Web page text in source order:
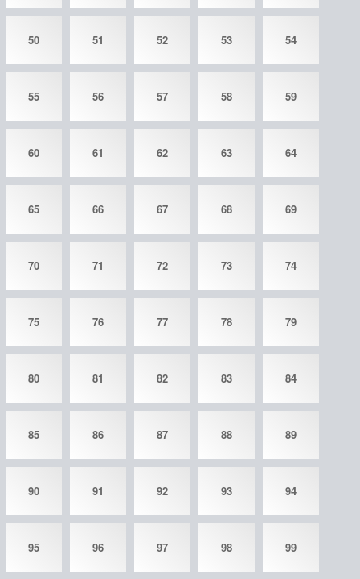
50 51 52 53 54
55 56 57 58 59
60 61 62 63 64
65 66 67 68 69
70 71 72 73 74
75 76 77 78 79
80 81 82 83 84
85 86 87 88 89
90 91 92 93 94
95 96 97 98 99